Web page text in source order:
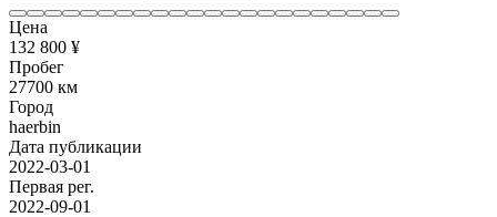
Цена
132 800 ¥
Пробег
27700 км
Город
haerbin
Дата публикации
2022-03-01
Первая рег.
2022-09-01